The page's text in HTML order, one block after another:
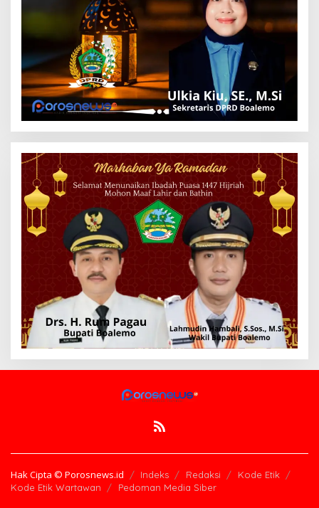
Hak Cipta © Porosnews.id Indeks Redaksi
Kode Etik
Kode Etik Wartawan
Pedoman Media Siber